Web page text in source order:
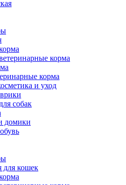
корма
корма
и уход
собак
домики
кошек